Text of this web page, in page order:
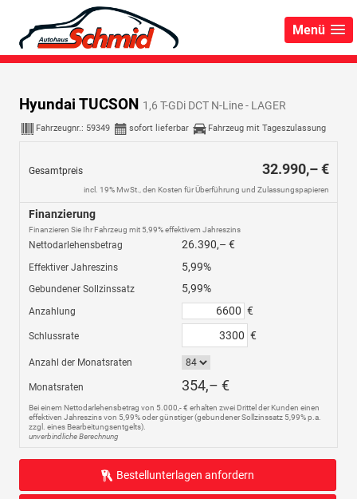
Menü
Hyundai TUCSON 1,6 T-GDi DCT N-Line - LAGER
Fahrzeugnr.: 59349 sofort lieferbar Fahrzeug mit Tageszulassung
Gesamtpreis 32.990,– €
incl. 19% MwSt., den Kosten für Überführung und Zulassungspapieren
Finanzierung
Finanzieren Sie Ihr Fahrzeug mit 5,99% effektivem Jahreszins
Nettodarlehensbetrag 26.390,– €
Effektiver Jahreszins 5,99%
Gebundener Sollzinssatz 5,99%
Anzahlung €
Schlussrate €
Anzahl der Monatsraten
Monatsraten 354,– €
Bei einem Nettodarlehensbetrag von 5.000,- € erhalten zwei Drittel der Kunden einen
effektiven Jahreszins von 5,99% oder günstiger (gebundener Sollzinssatz 5,99% p.a.
zzgl. eines Bearbeitungsentgelts).
unverbindliche Berechnung
Bestellunterlagen anfordern